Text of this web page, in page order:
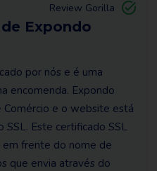
Expondo
Review Gorilla
por nós e é uma
encomenda. Expondo
Comércio e o website está
Este certificado SSL
frente do nome de
que envia através do